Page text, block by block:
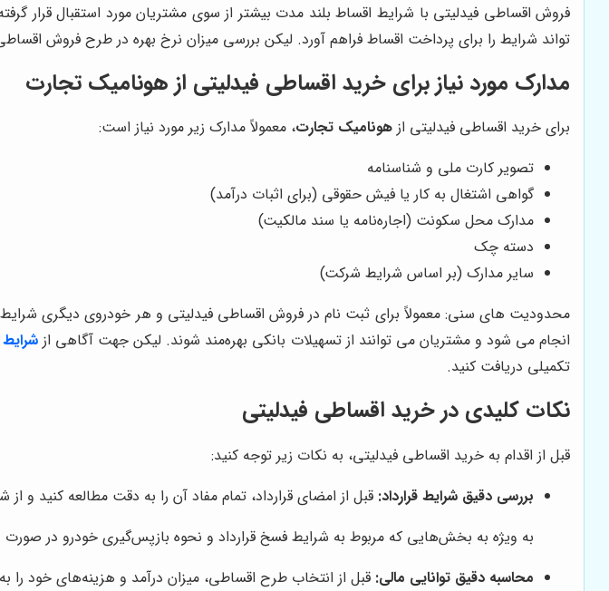
فروش اقساطی فیدلیتی با شرایط اقساط بلند مدت بیشتر از سوی مشتریان مورد استقبال قرار
تواند شرایط را برای پرداخت اقساط فراهم آورد. لیکن بررسی میزان نرخ بهره در طرح فروش
مدارک مورد نیاز برای خرید اقساطی فیدلیتی از هونامیک تجارت
برای خرید اقساطی فیدلیتی از هونامیک تجارت، معمولاً مدارک زیر مورد نیاز است:
تصویر کارت ملی و شناسنامه
گواهی اشتغال به کار یا فیش حقوقی (برای اثبات درآمد)
مدارک محل سکونت (اجاره‌نامه یا سند مالکیت)
دسته چک
سایر مدارک (بر اساس شرایط شرکت)
انجام می شود و مشتریان می توانند از تسهیلات بانکی بهره‌مند شوند. لیکن جهت آگاهی از
تکمیلی دریافت کنید.
نکات کلیدی در خرید اقساطی فیدلیتی
قبل از اقدام به خرید اقساطی فیدلیتی، به نکات زیر توجه کنید:
بررسی دقیق شرایط قرارداد: قبل از امضای قرارداد، تمام مفاد آن را به دقت مطالعه کنید
به ویژه به بخش‌هایی که مربوط به شرایط فسخ قرارداد و نحوه بازپس‌گیری خودرو در
محاسبه دقیق توانایی مالی: قبل از انتخاب طرح اقساطی، میزان درآمد و هزینه‌های خود